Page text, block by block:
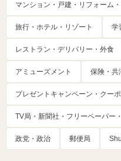
マンション・戸建・リフォーム
旅行・ホテル・リゾート 学
レストラン・デリバリー・外食
アミューズメント 保険・共
プレゼントキャンペーン・クー
TV局・新聞社・フリーペーパー
政党・政治 郵便局